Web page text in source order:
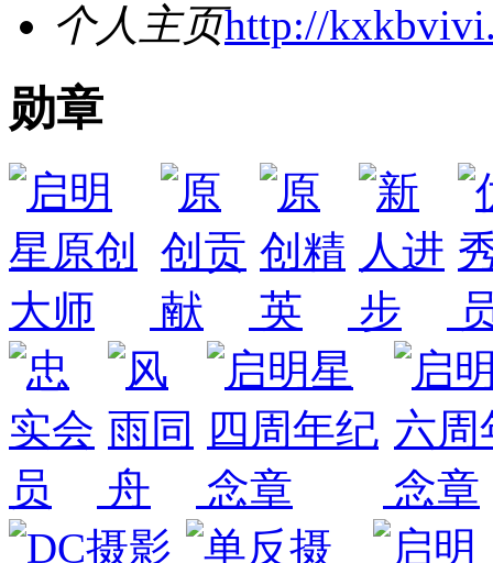
个人主页http://
勋章